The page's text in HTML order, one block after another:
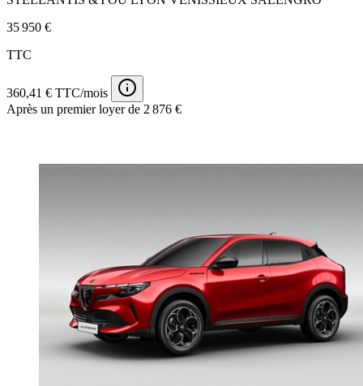
35 950 €
TTC
360,41 € TTC/mois
Après un premier loyer de 2 876 €